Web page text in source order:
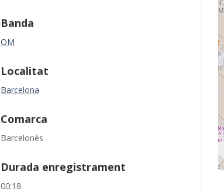
Banda
OM
Localitat
Barcelona
Comarca
Barcelonès
Durada enregistrament
00:18